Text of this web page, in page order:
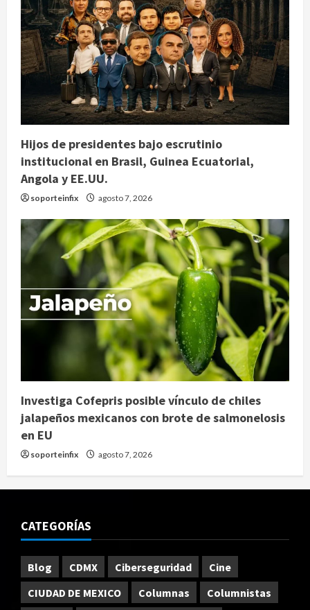
Hijos de presidentes bajo escrutinio
institucional en Brasil, Guinea Ecuatorial,
Angola y EE.UU.
soporteinfix agosto 7, 2026
Investiga Cofepris posible vínculo de chiles
jalapeños mexicanos con brote de salmonelosis
en EU
soporteinfix agosto 7, 2026
CATEGORÍAS
Blog CDMX Ciberseguridad
Cine
CIUDAD DE MEXICO
Columnas
Columnistas